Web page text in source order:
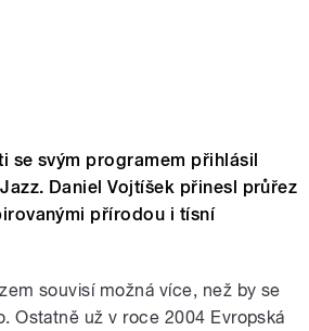
se svým programem přihlásil
Daniel Vojtíšek přinesl průřez
přírodou i tísní
souvisí možná více, než by se
Ostatně už v roce 2004 Evropská